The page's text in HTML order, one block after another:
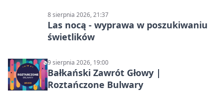
8 sierpnia 2026, 21:37
Las nocą - wyprawa w poszukiwaniu
świetlików
9 sierpnia 2026, 19:00
Bałkański Zawrót Głowy |
Roztańczone Bulwary